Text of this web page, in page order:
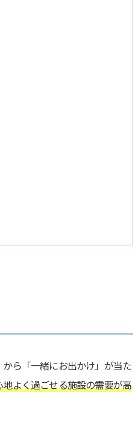
ら「一緒にお出かけ」が当た
よく過ごせる施設の需要が高